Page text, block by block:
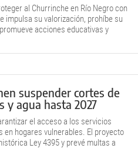
al Churrinche en Río Negro con
impulsa su valorización, prohíbe su
acciones educativas y
suspender cortes de
y agua hasta 2027
el acceso a los servicios
en hogares vulnerables. El proyecto
Ley 4395 y prevé multas a